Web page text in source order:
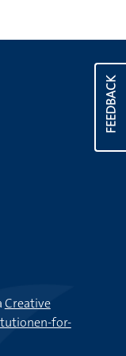
FEEDBACK
Creative
for-